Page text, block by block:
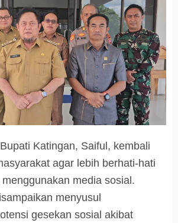
Katingan, Saiful, kembali
agar lebih berhati-hati
media sosial.
menyusul
gesekan sosial akibat